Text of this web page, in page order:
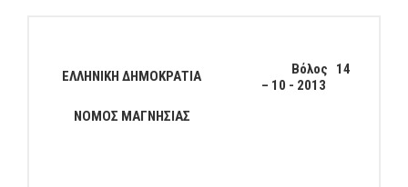
ΕΛΛΗΝΙΚΗ ΔΗΜΟΚΡΑΤΙΑ
ΝΟΜΟΣ ΜΑΓΝΗΣΙΑΣ
Βόλος 14
– 10 - 2013